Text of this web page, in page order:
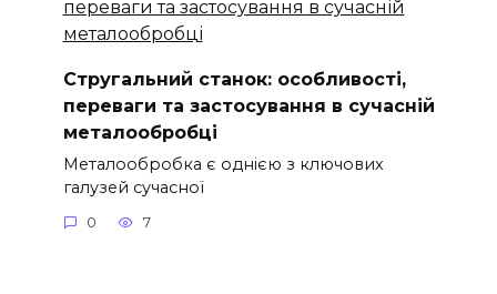
Стругальний станок: особливості,
переваги та застосування в сучасній
металообробці
Металообробка є однією з ключових
галузей сучасної
0 7